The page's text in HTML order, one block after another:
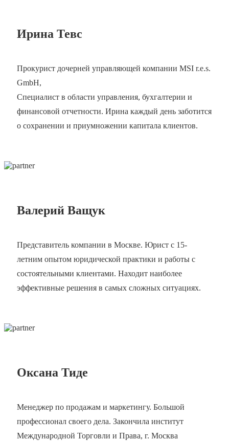
Ирина Тевс
Прокурист дочерней управляющей компании MSI r.e.s.
GmbH,
Специалист в области управления, бухгалтерии и
финансовой отчетности. Ирина каждый день заботится
о сохранении и приумножении капитала клиентов.
Валерий Ващук
Представитель компании в Москве. Юрист с 15-
летним опытом юридической практики и работы с
состоятельными клиентами. Находит наиболее
эффективные решения в самых сложных ситуациях.
Оксана Тиде
Менеджер по продажам и маркетингу. Большой
профессионал своего дела. Закончила институт
Международной Торговли и Права, г. Москва